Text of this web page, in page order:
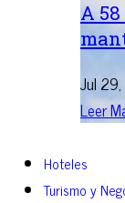
A
Jul
Leer
Hoteles
Turismo y